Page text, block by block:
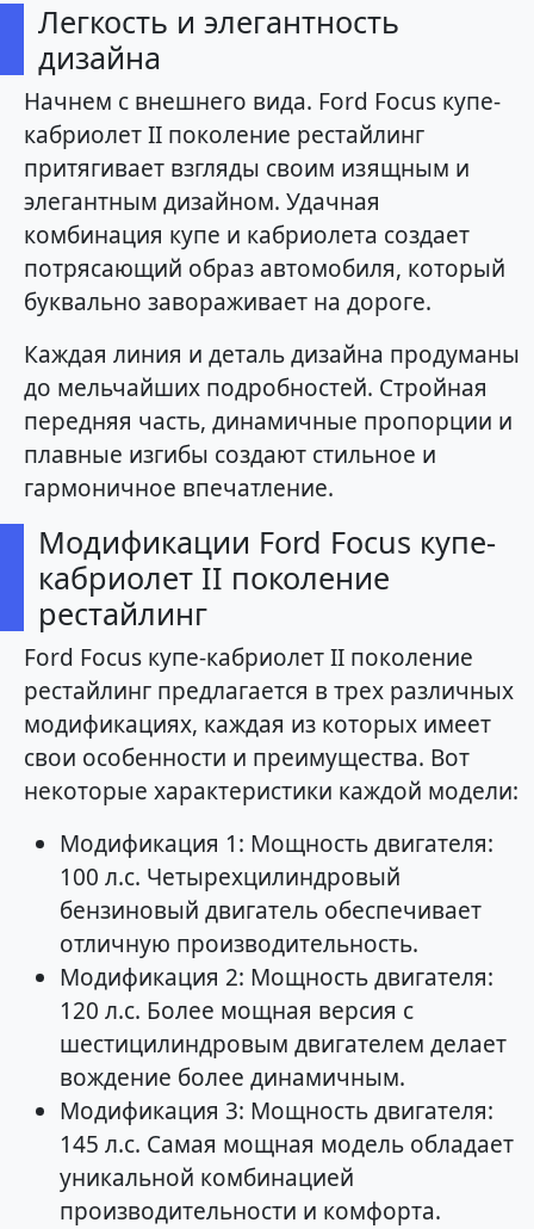
Легкость и элегантность
дизайна
Начнем с внешнего вида. Ford Focus купе-
кабриолет II поколение рестайлинг
притягивает взгляды своим изящным и
элегантным дизайном. Удачная
комбинация купе и кабриолета создает
потрясающий образ автомобиля, который
буквально завораживает на дороге.
Каждая линия и деталь дизайна продуманы
до мельчайших подробностей. Стройная
передняя часть, динамичные пропорции и
плавные изгибы создают стильное и
гармоничное впечатление.
Модификации Ford Focus купе-
кабриолет II поколение
рестайлинг
Ford Focus купе-кабриолет II поколение
рестайлинг предлагается в трех различных
модификациях, каждая из которых имеет
свои особенности и преимущества. Вот
некоторые характеристики каждой модели:
Модификация 1: Мощность двигателя:
100 л.с. Четырехцилиндровый
бензиновый двигатель обеспечивает
отличную производительность.
Модификация 2: Мощность двигателя:
120 л.с. Более мощная версия с
шестицилиндровым двигателем делает
вождение более динамичным.
Модификация 3: Мощность двигателя:
145 л.с. Самая мощная модель обладает
уникальной комбинацией
производительности и комфорта.